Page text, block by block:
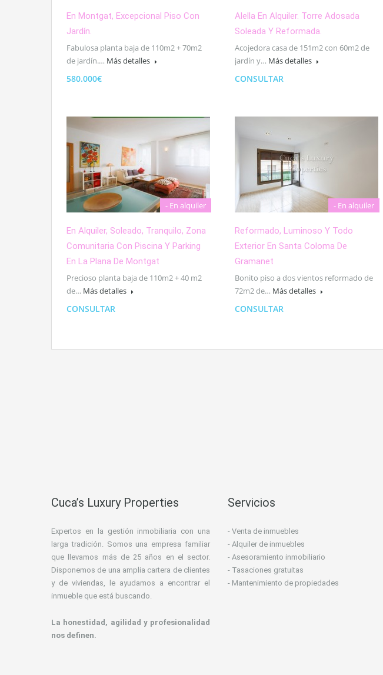
En Montgat, Excepcional Piso Con
Jardín.
Fabulosa planta baja de 110m2 + 70m2
de jardín.… Más detalles
580.000€
Alella En Alquiler. Torre Adosada
Soleada Y Reformada.
Acojedora casa de 151m2 con 60m2 de
jardín y… Más detalles
CONSULTAR
- En alquiler
En Alquiler, Soleado, Tranquilo, Zona
Comunitaria Con Piscina Y Parking
En La Plana De Montgat
Precioso planta baja de 110m2 + 40 m2
de… Más detalles
CONSULTAR
- En alquiler
Reformado, Luminoso Y Todo
Exterior En Santa Coloma De
Gramanet
Bonito piso a dos vientos reformado de
72m2 de… Más detalles
CONSULTAR
Cuca’s Luxury Properties
Expertos en la gestión inmobiliaria con una
larga tradición. Somos una empresa familiar
que llevamos más de 25 años en el sector.
Disponemos de una amplia cartera de clientes
y de viviendas, le ayudamos a encontrar el
inmueble que está buscando.
La honestidad, agilidad y profesionalidad
nos definen.
Servicios
- Venta de inmuebles
- Alquiler de inmuebles
- Asesoramiento inmobiliario
- Tasaciones gratuitas
- Mantenimiento de propiedades